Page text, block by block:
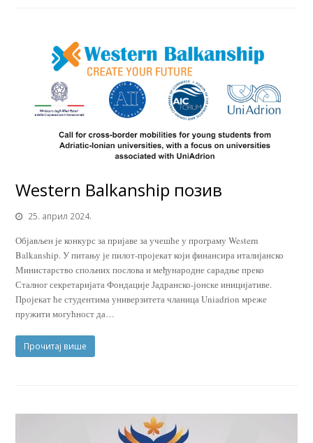
Western Balkanship позив
25. април 2024.
Објављен је конкурс за пријаве за учешће у програму Western
Balkanship. У питању је пилот-пројекат који финансира италијанско
Министарство спољних послова и међународне сарадње преко
Сталног секретаријата Фондације Јадранско-јонске иницијативе.
Пројекат ће студентима универзитета чланица Uniadrion мреже
пружити могућност да…
Прочитај више